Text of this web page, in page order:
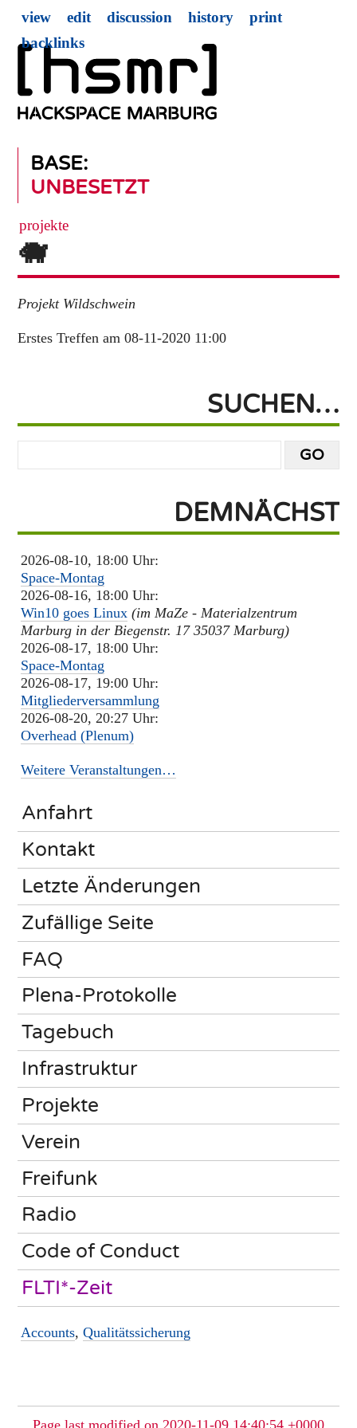
BASE:
UNBESETZT
view edit discussion history
print
backlinks
projekte
🐗
Projekt Wildschwein
Erstes Treffen am 08-11-2020 11:00
SUCHEN…
DEMNÄCHST
2026-08-10, 18:00 Uhr:
Space-Montag
2026-08-16, 18:00 Uhr:
Win10 goes Linux (im MaZe - Materialzentrum
Marburg in der Biegenstr. 17 35037 Marburg)
2026-08-17, 18:00 Uhr:
Space-Montag
2026-08-17, 19:00 Uhr:
Mitgliederversammlung
2026-08-20, 20:27 Uhr:
Overhead (Plenum)
Weitere Veranstaltungen…
Anfahrt
Kontakt
Letzte Änderungen
Zufällige Seite
FAQ
Plena-Protokolle
Tagebuch
Infrastruktur
Projekte
Verein
Freifunk
Radio
Code of Conduct
FLTI*-Zeit
Accounts, Qualitätssicherung